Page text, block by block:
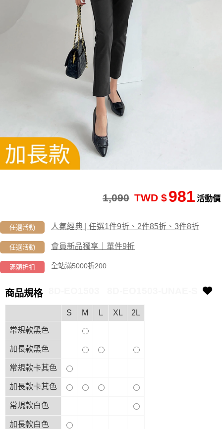
活動價
981
TWD $
1,090
任選活動 人氣經典 | 任選1件9折、2件85折、3件8折
任選活動 會員新品獨享｜單件9折
滿額折扣 全站滿5000折200
商品規格
S M L XL 2L
常規款黑色
加長款黑色
常規款卡其色
加長款卡其色
常規款白色
加長款白色